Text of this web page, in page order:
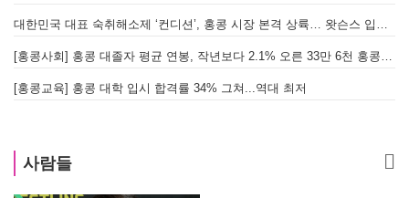
대한민국 대표 숙취해소제 ‘컨디션’, 홍콩 시장 본격 상륙… 왓슨스 입점 기념 할인 행사 진행
[홍콩사회] 홍콩 대졸자 평균 연봉, 작년보다 2.1% 오른 33만 6천 홍콩달러 기록
[홍콩교육] 홍콩 대학 입시 합격률 34% 그쳐...역대 최저
사람들